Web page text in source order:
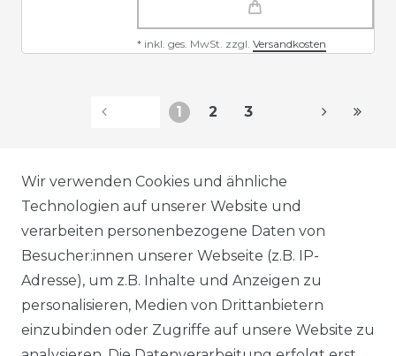
* inkl. ges. MwSt. zzgl. Versandkosten
1 2 3
AGB
DATENSCHUTZERKLÄRUNG
WIDERRUFSRECHT
Wir verwenden Cookies und ähnliche
Technologien auf unserer Website und
verarbeiten personenbezogene Daten von
Besucher:innen unserer Webseite (z.B. IP-
Adresse), um z.B. Inhalte und Anzeigen zu
personalisieren, Medien von Drittanbietern
einzubinden oder Zugriffe auf unsere Website zu